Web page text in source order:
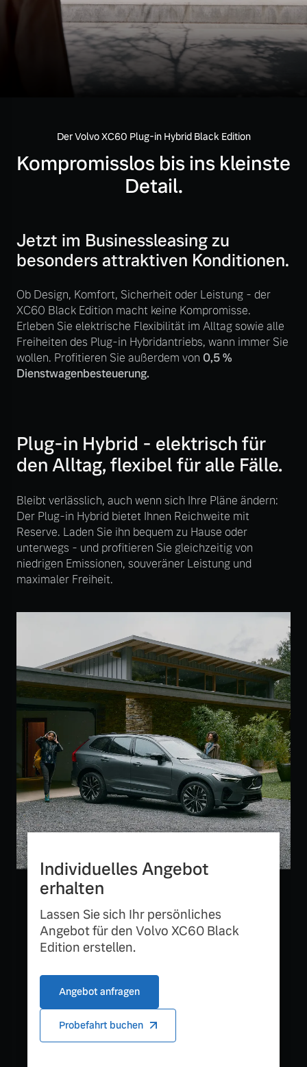
Mild-Hybrid
4 Modelle
Geschäftskunden
Editionsmodelle
Angebot anfragen
Fahrzeug konfigurieren
Sofort verfügbare Fahrzeuge
Volvo Selekt
Gebrauchtwagen
Die Neuwagenalternative
Mehr erfahren
Mehr erfahren
Volvo Gebrauchtwagenbörse
Gebrauchtwagen
Aktuelle Zubehörangebote
Zubehörkatalog
Service by Volvo
Sie erhalten bei uns eine
Vielzahl von Original
Volvo Winter- und
Sommer Kompletträder.
Bitte sprechen Sie uns
direkt an.
Frühjahrscheck
saisonalen Angebote.
Mehr erfahren
Kontakt und Anfahrt
Karriere
Der Volvo XC60 Plug-in Hybrid Black Edition
Kompromisslos bis ins kleinste
Detail.
Jetzt im Businessleasing zu
besonders attraktiven Konditionen.
Ob Design, Komfort, Sicherheit oder Leistung - der
XC60 Black Edition macht keine Kompromisse.
Erleben Sie elektrische Flexibilität im Alltag sowie alle
Freiheiten des Plug-in Hybridantriebs, wann immer Sie
wollen. Profitieren Sie außerdem von 0,5 %
Dienstwagenbesteuerung.
Plug-in Hybrid - elektrisch für
den Alltag, flexibel für alle Fälle.
Bleibt verlässlich, auch wenn sich Ihre Pläne ändern:
Der Plug-in Hybrid bietet Ihnen Reichweite mit
Reserve. Laden Sie ihn bequem zu Hause oder
unterwegs - und profitieren Sie gleichzeitig von
niedrigen Emissionen, souveräner Leistung und
maximaler Freiheit.
Individuelles Angebot
erhalten
Lassen Sie sich Ihr persönliches
Angebot für den Volvo XC60 Black
Edition erstellen.
Angebot anfragen
Probefahrt buchen